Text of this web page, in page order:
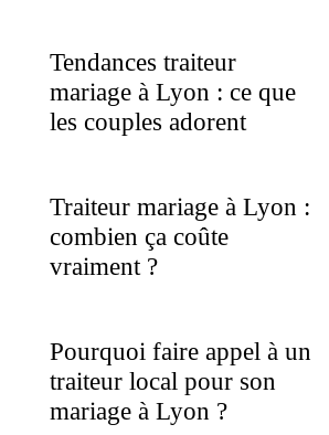
Tendances traiteur
mariage à Lyon : ce que
les couples adorent
Traiteur mariage à Lyon :
combien ça coûte
vraiment ?
Pourquoi faire appel à un
traiteur local pour son
mariage à Lyon ?